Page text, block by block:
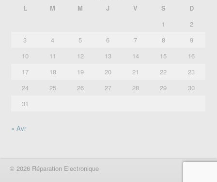
L
M M J V S
D
1
2
3
4 5 6 7 8
9
10
11 12 13 14 15
16
17
18 19 20 21 22
23
24
25 26 27 28 29
30
31
« Avr
© 2026 Réparation Electronique